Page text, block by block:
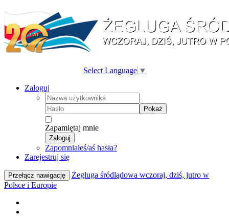
Select Language ▼
Zaloguj
Pokaż
Zapamiętaj mnie
Zaloguj
Zapomniałeś/aś hasła?
Zarejestruj się
Przełącz nawigację
Żegluga śródlądowa wczoraj, dziś, jutro w
Polsce i Europie